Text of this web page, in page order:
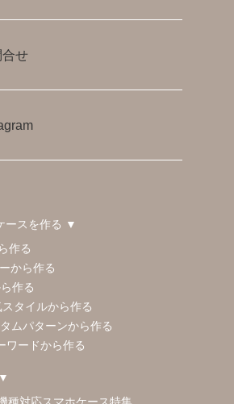
合せ
ースを作る ▼
作る
から作る
作る
スタイルから作る
ムパターンから作る
ワードから作る